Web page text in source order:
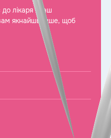
лікаря і наш
якнайшвидше, щоб